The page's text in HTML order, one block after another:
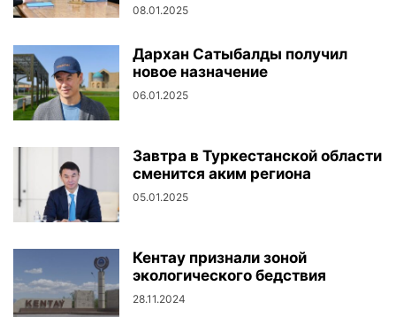
08.01.2025
Дархан Сатыбалды получил
новое назначение
06.01.2025
Завтра в Туркестанской области
сменится аким региона
05.01.2025
Кентау признали зоной
экологического бедствия
28.11.2024